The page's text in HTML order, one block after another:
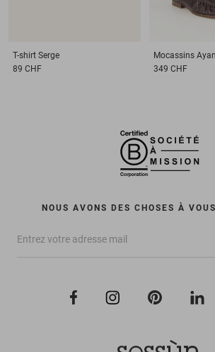
T-shirt Serge
89 CHF
Mocassins
349 CHF
NOUS AVONS DES CHOSES À